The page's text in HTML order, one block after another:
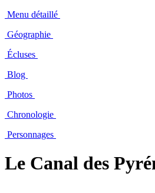
Menu détaillé
Géographie
Écluses
Blog
Photos
Chronologie
Personnages
Le Canal des